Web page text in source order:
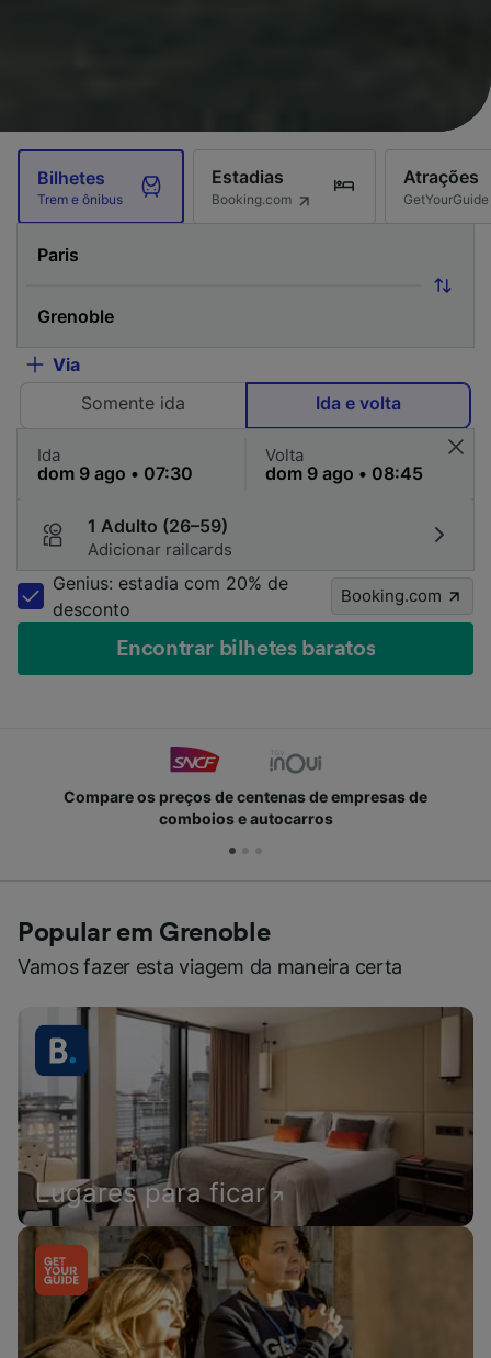
Bilhetes
Trem e ônibus
Estadias
Booking.com
Atrações
GetYourGuide
Via
Somente ida
Ida e volta
Ida Volta
1 Adulto (26–59)
Adicionar railcards
Genius: estadia com 20% de
desconto
Booking.com
Encontrar bilhetes baratos
Compare os preços de centenas de empresas de
comboios e autocarros
Popular em Grenoble
Vamos fazer esta viagem da maneira certa
Lugares para ficar